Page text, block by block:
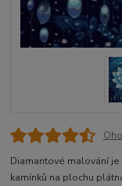
Diamantové malování
kamínků na plochu